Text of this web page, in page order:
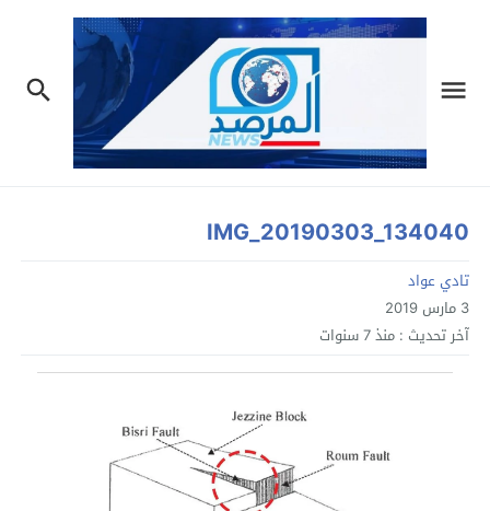
IMG_20190303_134040
تادي عواد
3 مارس 2019
آخر تحديث : منذ 7 سنوات